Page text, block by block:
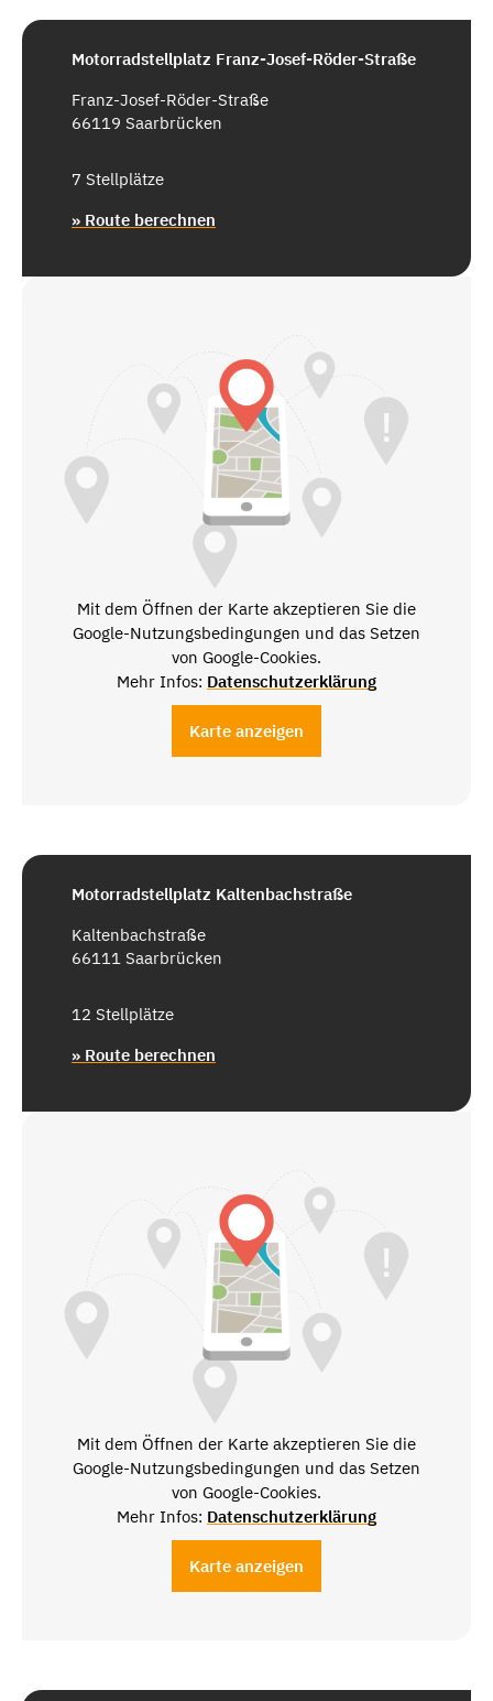
Motorradstellplatz Franz-Josef-Röder-Straße
Franz-Josef-Röder-Straße
66119 Saarbrücken
7 Stellplätze
» Route berechnen
Mit dem Öffnen der Karte akzeptieren Sie die
Google-Nutzungsbedingungen und das Setzen
von Google-Cookies.
Mehr Infos: Datenschutzerklärung
Karte anzeigen
Motorradstellplatz Kaltenbachstraße
Kaltenbachstraße
66111 Saarbrücken
12 Stellplätze
» Route berechnen
Mit dem Öffnen der Karte akzeptieren Sie die
Google-Nutzungsbedingungen und das Setzen
von Google-Cookies.
Mehr Infos: Datenschutzerklärung
Karte anzeigen